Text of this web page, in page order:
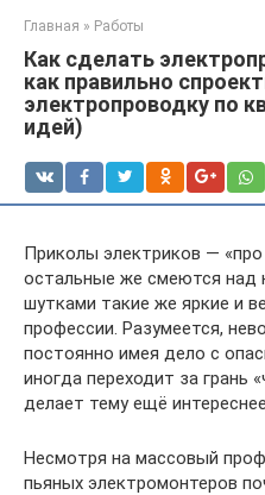
Главная » Работы
Как сделать
как правильно
электропроводку по
идей)
Приколы электриков — «про
остальные же смеются над
шутками такие же яркие и
профессии. Разумеется,
постоянно имея дело с
иногда переходит за грань
делает тему ещё
Несмотря на массовый
пьяных электромонтеров